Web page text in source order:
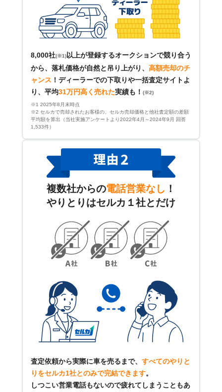
8,000社(※1) 以上が登録するオークションで競り合う
から、落札価格が自然と吊り上がり、 高額売却のチ
ャンス ！ ディーラーでの下取りや一括査定サイトよ
り、平均31万円高く売れた実績も！ (※2)
※1 2025年8月末時点
※2 セルカで売却されたお客様の、セルカ売却価格と他社査定額の差額
平均額を算出（当社実施アンケートより2022年4月～2024年9月 回答
1,533件）
複数社からの電話営業なし ！
やりとりはセルカ１社とだけ
査定依頼から実際に車を売るまで、 すべてのやりと
りをセルカ1社とのみで完結できます。
しつこい営業電話もないので疲れてしまうこともあ